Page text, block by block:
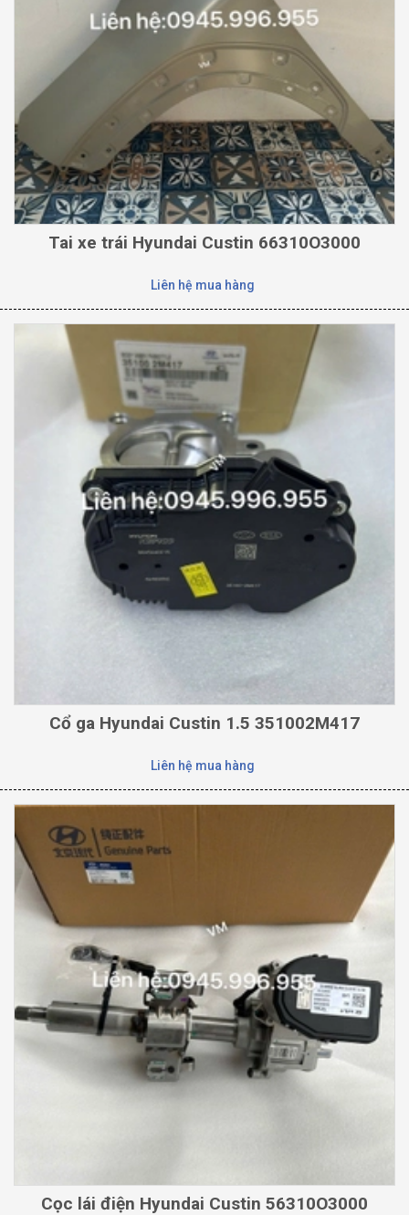
Tai xe trái Hyundai Custin 66310O3000
Liên hệ mua hàng
Cổ ga Hyundai Custin 1.5 351002M417
Liên hệ mua hàng
Cọc lái điện Hyundai Custin 56310O3000